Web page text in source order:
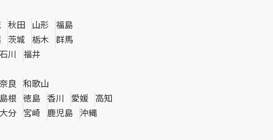
秋田 山形 福島
茨城 栃木 群馬
石川
福井
奈良 和歌山
島根 徳島 香川 愛媛 高知
大分 宮崎 鹿児島 沖縄